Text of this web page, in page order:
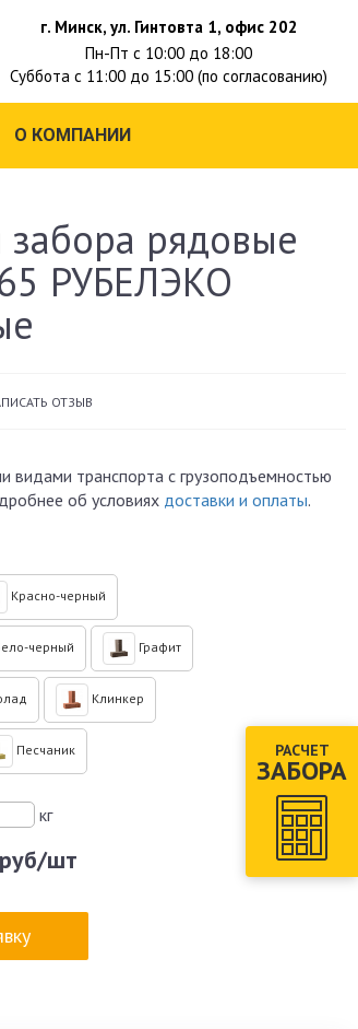
г. Минск, ул. Гинтовта 1, офис 202
Пн-Пт с 10:00 до 18:00
Суббота с 11:00 до 15:00 (по согласованию)
О КОМПАНИИ
забора рядовые
РУБЕЛЭКО
ОТЗЫВ
видами транспорта с грузоподъемностью
об условиях доставки и оплаты.
Красно-черный
черный Графит
Клинкер
Песчаник
кг
шт
РАСЧЕТ
ЗАБОРА